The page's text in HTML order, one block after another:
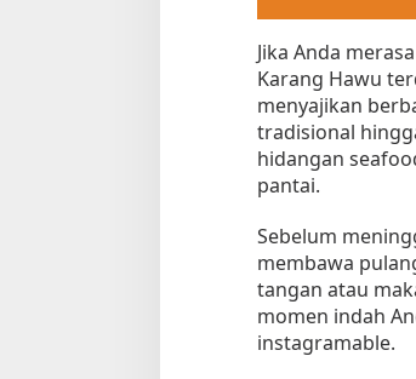
Jika Anda
Karang Hawu
menyajikan
tradisional
hidangan
pantai.
Sebelum
membawa
tangan atau
momen indah
instagramable.